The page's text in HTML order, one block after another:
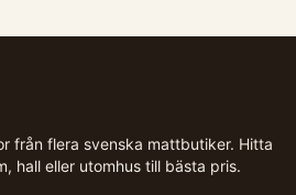
från flera svenska mattbutiker. Hitta
hall eller utomhus till bästa pris.